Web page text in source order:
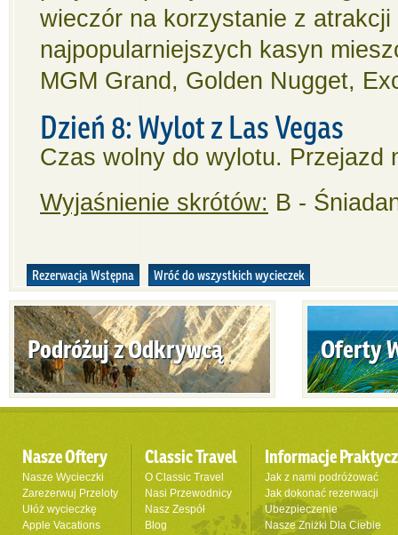
wieczór na korzystanie z
najpopularniejszych kasyn
MGM Grand, Golden Nugget,
Dzień 8: Wylot z Las Vegas
Czas wolny do wylotu. Przejazd
Wyjaśnienie skrótów: B -
Rezerwacja Wstępna Wróć do wszystkich wycieczek
Podróżuj z Odkrywcą Oferty
Nasze Oftery
Nasze Wycieczki
Zarezerwuj Przeloty
Ułóż wycieczkę
Apple Vacations
Classic Travel
O Classic Travel
Nasi Przewodnicy
Nasz Zespół
Blog
Informacje
Jak z nami podróżować
Jak dokonać rezerwacji
Ubezpieczenie
Nasze Zniżki Dla Ciebie